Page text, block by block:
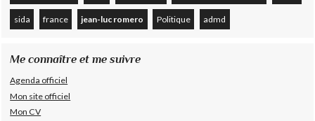
sida france jean-luc romero Politique admd
Me connaître et me suivre
Agenda officiel
Mon site officiel
Mon CV